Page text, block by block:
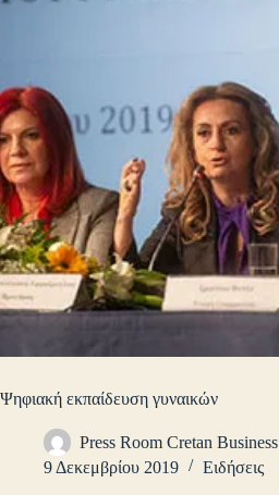
Ψηφιακή εκπαίδευση γυναικών
Press Room Cretan Business
9 Δεκεμβρίου 2019
Ειδήσεις